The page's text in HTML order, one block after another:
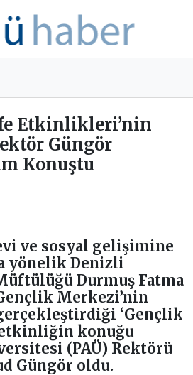
Etkinlikleri’nin
Güngör
Konuştu
ve sosyal gelişimine
yönelik Denizli
Durmuş Fatma
Merkezi’nin
‘Gençlik
konuğu
(PAÜ) Rektörü
Güngör oldu.